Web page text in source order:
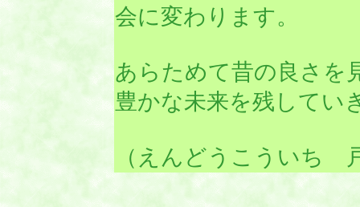
会に変わります。
あらためて昔の良さを
豊かな未来を残してい
（えんどうこういち